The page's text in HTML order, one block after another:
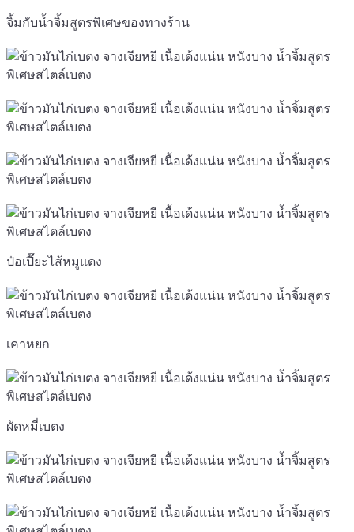
จิ้มกับน้ำจิ้มสูตรพิเศษของทางร้าน
ป๋อเปี๊ยะไส้หมูแดง
เคาหยก
ผัดหมี่เบตง